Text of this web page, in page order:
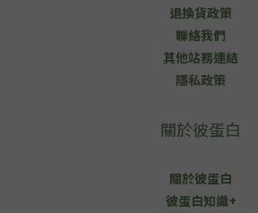
退換貨政策
聯絡我們
其他站務連結
隱私政策
關於彼蛋白
關於彼蛋白
彼蛋白知識+